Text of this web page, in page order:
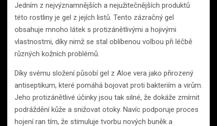
Jedním z nejvýznamnějších a nejužitečnějších produktů
této rostliny je gel z jejích listů. Tento zázračný gel
obsahuje mnoho látek s protizánětlivými a hojivými
vlastnostmi, díky nimž se stal oblíbenou volbou při léčbě
různých kožních problémů.
Díky svému složení působí gel z Aloe vera jako přirozený
antiseptikum, které pomáhá bojovat proti bakteriím a virům.
Jeho protizánětlivé účinky jsou tak silné, že dokáže zmírnit
podráždění kůže a snižovat otoky. Navíc podporuje proces
hojení ran tím, že stimuluje tvorbu nových buněk a